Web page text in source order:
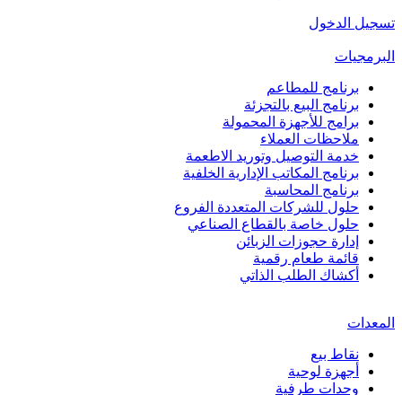
تسجيل الدخول
البرمجيات
برنامج للمطاعم
برنامج البيع بالتجزئة
برامج للأجهزة المحمولة
ملاحظات العملاء
خدمة التوصيل وتوريد الاطعمة
برنامج المكاتب الإدارية الخلفية
برنامج المحاسبة
حلول للشركات المتعددة الفروع
حلول خاصة بالقطاع الصناعي
إدارة حجوزات الزبائن
قائمة طعام رقمية
أكشاك الطلب الذاتي
المعدات
نقاط بيع
أجهزة لوحية
وحدات طرفية